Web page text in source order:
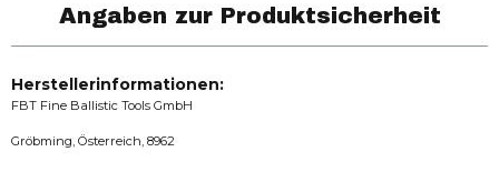
Angaben zur Produktsicherheit
Herstellerinformationen:
FBT Fine Ballistic Tools GmbH
Gröbming, Österreich, 8962